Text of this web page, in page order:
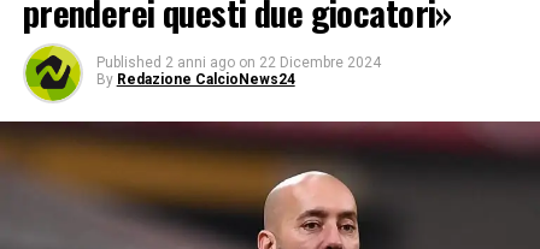
prenderei questi due giocatori»
Published 2 anni ago on 22 Dicembre 2024
By Redazione CalcioNews24